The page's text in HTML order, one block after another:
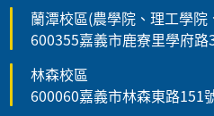
蘭潭校區(農學院、理工學院
600355嘉義市鹿寮里學府路
林森校區
600060嘉義市林森東路151